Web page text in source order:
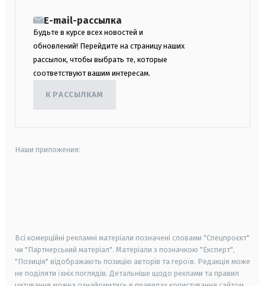
E-mail-рассылка
Будьте в курсе всех новостей и
обновлений! Перейдите на страницу наших
рассылок, чтобы выбрать те, которые
соответствуют вашим интересам.
К РАССЫЛКАМ
Наши приложения:
Всі комерційні рекламні матеріали позначені словами "Спецпроєкт"
чи "Партнерський матеріал". Матеріали з позначкою "Експерт",
"Позиція" відображають позицію авторів та героїв. Редакція може
не поділяти їхніх поглядів. Детальніше щодо реклами та правил